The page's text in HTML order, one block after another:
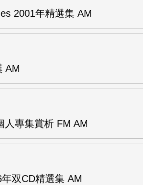
2001年精選集 AM
AM
人專集賞析 FM AM
双CD精選集 AM